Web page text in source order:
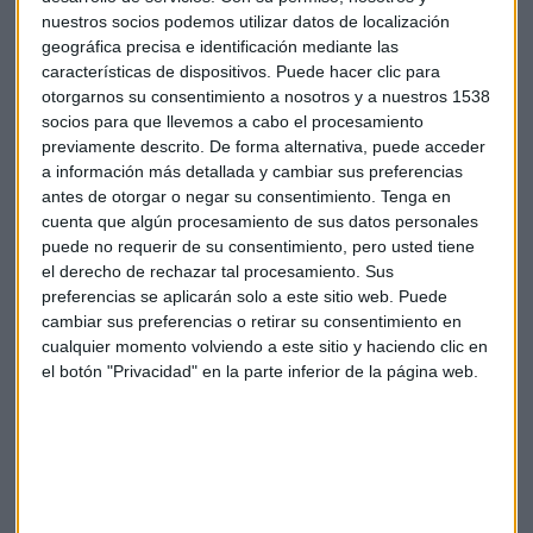
nuestros socios podemos utilizar datos de localización
geográfica precisa e identificación mediante las
características de dispositivos. Puede hacer clic para
otorgarnos su consentimiento a nosotros y a nuestros 1538
socios para que llevemos a cabo el procesamiento
previamente descrito. De forma alternativa, puede acceder
a información más detallada y cambiar sus preferencias
antes de otorgar o negar su consentimiento. Tenga en
cuenta que algún procesamiento de sus datos personales
puede no requerir de su consentimiento, pero usted tiene
el derecho de rechazar tal procesamiento. Sus
preferencias se aplicarán solo a este sitio web. Puede
cambiar sus preferencias o retirar su consentimiento en
cualquier momento volviendo a este sitio y haciendo clic en
el botón "Privacidad" en la parte inferior de la página web.
entregar al tribunal un nuevo informe el 5 de abril con las
nuevas pesquisas. Las autoridades son “moderadamente
optimistas” con este método para desbloquear el iPhone sin
destruir los archivos guardados.
Por su parte, Tim Cook, consejero delegado de Apple, se ha
mostrado firme una vez más y ha añadido que “no cederá
en la batalla legal con el FBI”